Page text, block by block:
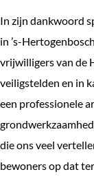
In zijn dankwoord
in ’s-
vrijwilligers van de
veiligstelden en in
een professionele
die ons veel
bewoners op dat